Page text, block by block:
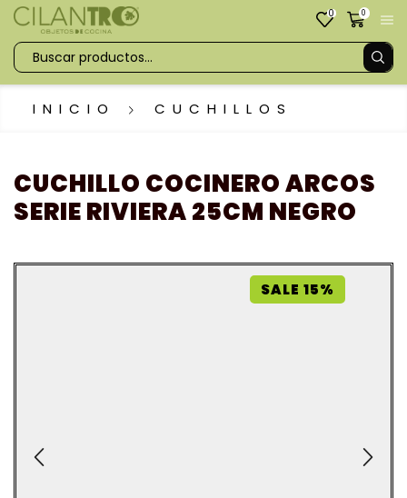
0 0
INICIO CUCHILLOS
CUCHILLO COCINERO ARCOS
SERIE RIVIERA 25CM NEGRO
SALE 15%